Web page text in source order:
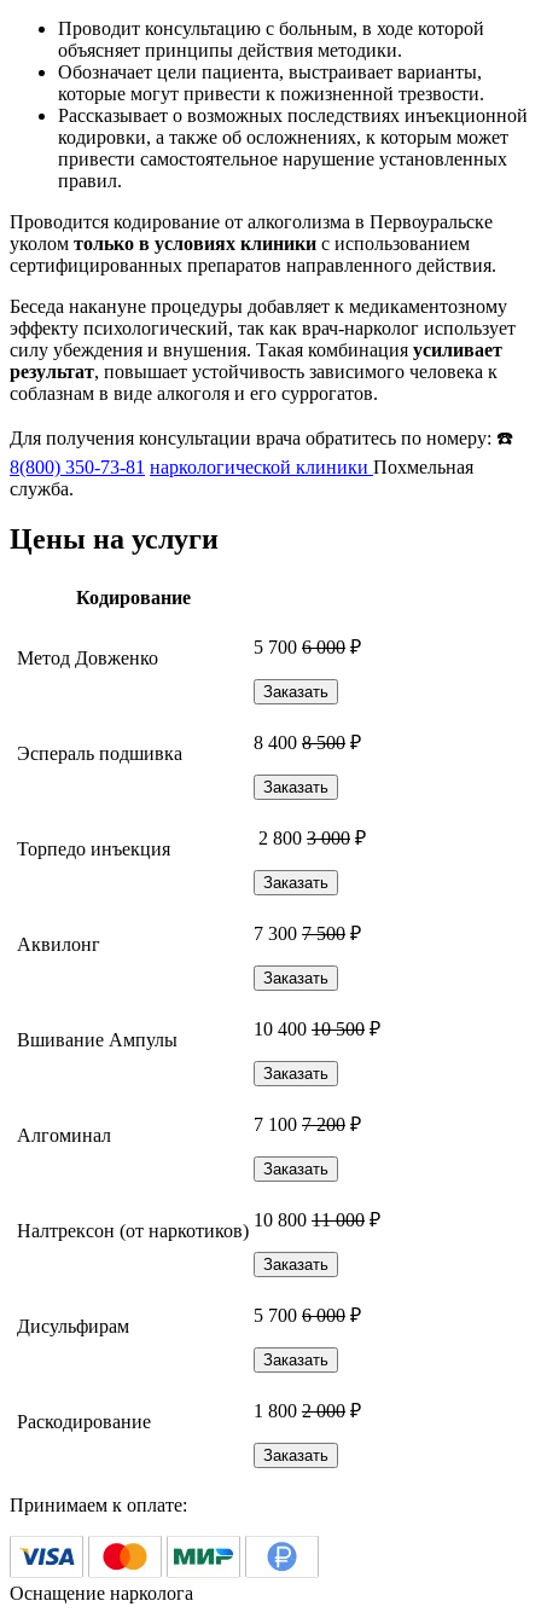
Проводит консультацию с больным, в ходе которой
объясняет принципы действия методики.
Обозначает цели пациента, выстраивает варианты,
которые могут привести к пожизненной трезвости.
Рассказывает о возможных последствиях инъекционной
кодировки, а также об осложнениях, к которым может
привести самостоятельное нарушение установленных
правил.
Проводится кодирование от алкоголизма в Первоуральске
уколом только в условиях клиники с использованием
сертифицированных препаратов направленного действия.
Беседа накануне процедуры добавляет к медикаментозному
эффекту психологический, так как врач-нарколог использует
силу убеждения и внушения. Такая комбинация усиливает
результат, повышает устойчивость зависимого человека к
соблазнам в виде алкоголя и его суррогатов.
Для получения консультации врача обратитесь по номеру: ☎️
8(800) 350-73-81 наркологической клиники Похмельная
служба.
Цены на услуги
Кодирование
Метод Довженко
5 700 6 000 ₽
Заказать
Эспераль подшивка
8 400 8 500 ₽
Заказать
Торпедо инъекция
2 800 3 000 ₽
Заказать
Аквилонг
7 300 7 500 ₽
Заказать
Вшивание Ампулы
10 400 10 500 ₽
Заказать
Алгоминал
7 100 7 200 ₽
Заказать
Налтрексон (от наркотиков)
10 800 11 000 ₽
Заказать
Дисульфирам
5 700 6 000 ₽
Заказать
Раскодирование
1 800 2 000 ₽
Заказать
Принимаем к оплате:
Оснащение нарколога